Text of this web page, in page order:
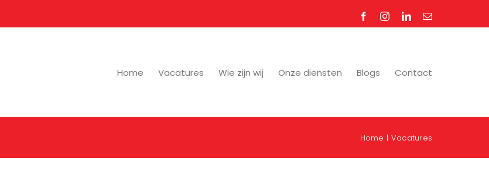
FacebookInstagramLinkedIn
E-
Home Vacatures Wie zijn wij Onze diensten Blogs Contact
Home Vacatures